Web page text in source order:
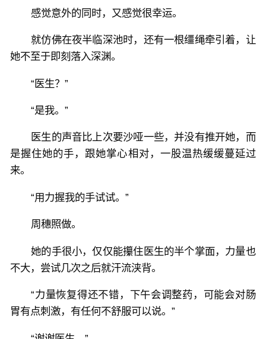
感觉意外的同时，又感觉很幸运。
就仿佛在夜半临深池时，还有一根缰绳牵引着，让
她不至于即刻落入深渊。
“医生？”
“是我。”
医生的声音比上次要沙哑一些，并没有推开她，而
是握住她的手，跟她掌心相对，一股温热缓缓蔓延过
来。
“用力握我的手试试。”
周穗照做。
她的手很小，仅仅能攥住医生的半个掌面，力量也
不大，尝试几次之后就汗流浃背。
“力量恢复得还不错，下午会调整药，可能会对肠
胃有点刺激，有任何不舒服可以说。”